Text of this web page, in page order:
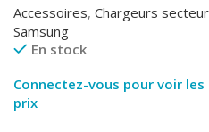
Packaging Original
Accessoires, Chargeurs secteur
Samsung
En stock
Connectez-vous pour voir les
prix